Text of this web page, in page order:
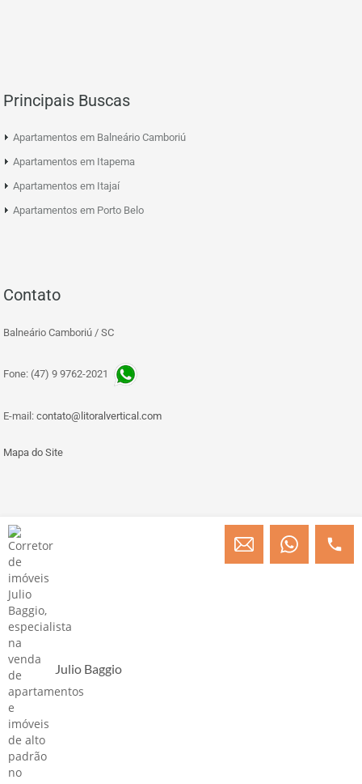
Principais Buscas
Apartamentos em Balneário Camboriú
Apartamentos em Itapema
Apartamentos em Itajaí
Apartamentos em Porto Belo
Contato
Balneário Camboriú / SC
Fone: (47) 9 9762-2021
E-mail: contato@litoralvertical.com
Mapa do Site
© Copyright 2013 » 2026 Engenheiro Julio C. Baggio - Corretor de Imóveis
Julio Baggio